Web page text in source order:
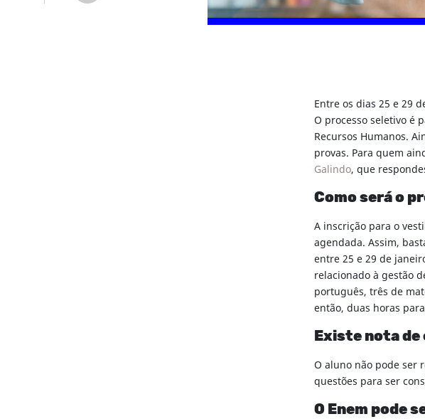
Entre os dias 25 e 29
O processo seletivo é
Recursos Humanos.
provas. Para quem
Galindo, que
Como será o
A inscrição para o
agendada. Assim,
entre 25 e 29 de
relacionado à gestão
português, três de
então, duas horas
Existe nota
O aluno não pode ser
questões para ser
O Enem pode